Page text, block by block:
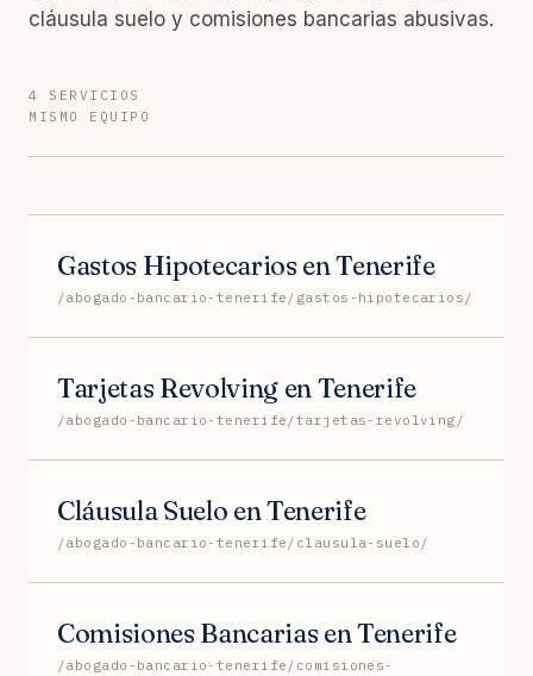
cláusula suelo y comisiones bancarias abusivas.
4 SERVICIOS
MISMO EQUIPO
Gastos Hipotecarios en Tenerife
/abogado-bancario-tenerife/gastos-hipotecarios/
Tarjetas Revolving en Tenerife
/abogado-bancario-tenerife/tarjetas-revolving/
Cláusula Suelo en Tenerife
/abogado-bancario-tenerife/clausula-suelo/
Comisiones Bancarias en Tenerife
/abogado-bancario-tenerife/comisiones-